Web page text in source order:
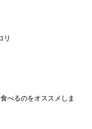
リ
べるのをオススメしま